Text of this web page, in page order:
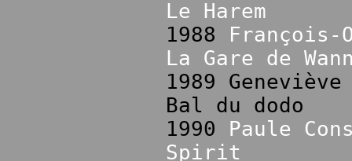
Le Harem
1988 François-
La Gare de
1989
Bal du dodo
1990 Paule
Spirit